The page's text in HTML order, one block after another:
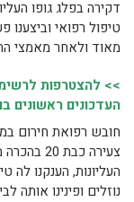
דקירה בפלג גופו
טיפול רפואי
מאוד ולאחר מאמצי
>> להצטרפות
העדכונים ראשונים
חובש רפואת חירום
צעירה
העליונות, הענקנו לה
נוזלים ופינינו אותה